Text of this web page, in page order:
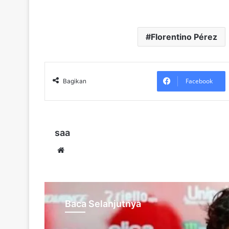
Florentino Pérez
Bagikan Facebook
saa
Baca Selanjutnya